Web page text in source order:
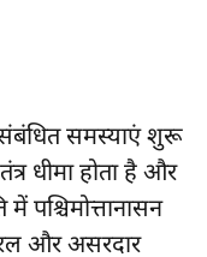
समस्याएं शुरू
धीमा होता है और
पश्चिमोत्तानासन
औरअसरदार